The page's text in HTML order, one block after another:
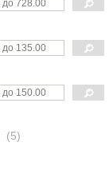
5